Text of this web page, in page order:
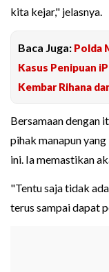
kita kejar," jelasnya.
Baca Juga: Polda
Kasus Penipuan
Kembar Rihana
Bersamaan dengan
pihak manapun
ini. Ia memastikan
"Tentu saja tidak
terus sampai dapat